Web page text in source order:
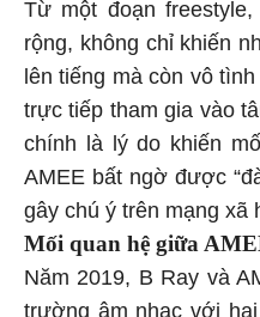
Từ một đoạn
rộng, không chỉ khiến
lên tiếng mà còn vô
trực tiếp tham gia vào
chính là lý do khiến
AMEE bất ngờ được
gây chú ý trên mạng xã
Mối quan hệ giữa
Năm 2019, B Ray và